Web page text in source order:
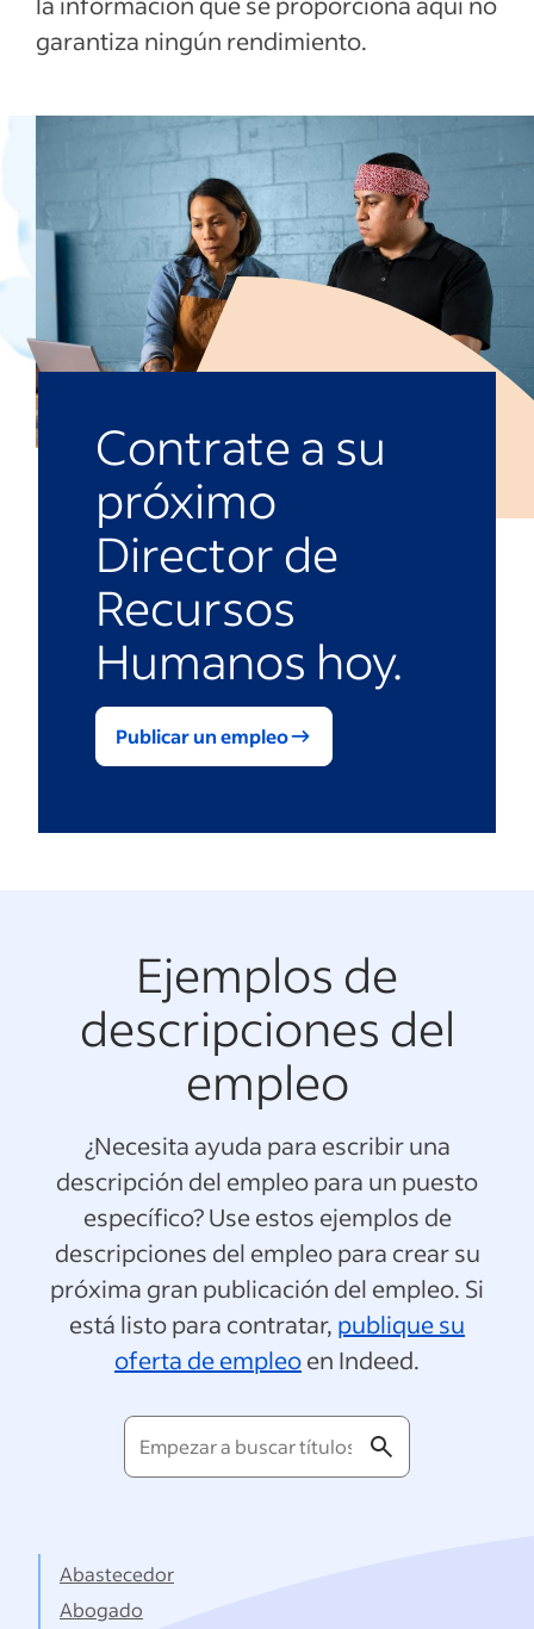
garantiza ningún rendimiento.
Contrate a su
próximo
Director de
Recursos
Humanos hoy.
Publicar un empleo
Ejemplos de
descripciones del
empleo
¿Necesita ayuda para escribir una
descripción del empleo para un puesto
específico? Use estos ejemplos de
descripciones del empleo para crear su
próxima gran publicación del empleo. Si
está listo para contratar, publique su
oferta de empleoen Indeed.
Empezar
a
Abastecedor
Abogado